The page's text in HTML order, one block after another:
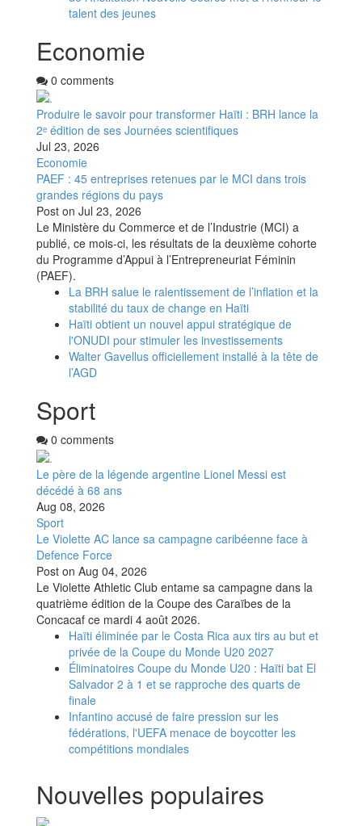
talent des jeunes
Economie
0 comments
Produire le savoir pour transformer Haïti : BRH lance la
2ᵉ édition de ses Journées scientifiques
Jul 23, 2026
Economie
PAEF : 45 entreprises retenues par le MCI dans trois
grandes régions du pays
Post on Jul 23, 2026
Le Ministère du Commerce et de l’Industrie (MCI) a
publié, ce mois-ci, les résultats de la deuxième cohorte
du Programme d’Appui à l’Entrepreneuriat Féminin
(PAEF).
La BRH salue le ralentissement de l’inflation et la
stabilité du taux de change en Haïti
Haïti obtient un nouvel appui stratégique de
l'ONUDI pour stimuler les investissements
Walter Gavellus officiellement installé à la tête de
l’AGD
Sport
0 comments
Le père de la légende argentine Lionel Messi est
décédé à 68 ans
Aug 08, 2026
Sport
Le Violette AC lance sa campagne caribéenne face à
Defence Force
Post on Aug 04, 2026
Le Violette Athletic Club entame sa campagne dans la
quatrième édition de la Coupe des Caraïbes de la
Concacaf ce mardi 4 août 2026.
Haïti éliminée par le Costa Rica aux tirs au but et
privée de la Coupe du Monde U20 2027
Éliminatoires Coupe du Monde U20 : Haïti bat El
Salvador 2 à 1 et se rapproche des quarts de
finale
Infantino accusé de faire pression sur les
fédérations, l'UEFA menace de boycotter les
compétitions mondiales
Nouvelles populaires